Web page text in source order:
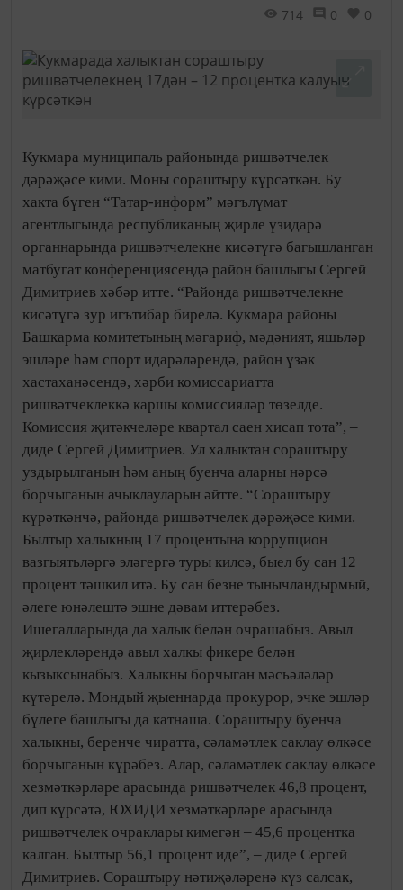
714 0 0
Кукмара муниципаль районында ришвәтчелек
дәрәҗәсе кими. Моны сораштыру күрсәткән. Бу
хакта бүген “Татар-информ” мәгълүмат
агентлыгында республиканың җирле үзидарә
органнарында ришвәтчелекне кисәтүгә багышланган
матбугат конференциясендә район башлыгы Сергей
Димитриев хәбәр итте. “Районда ришвәтчелекне
кисәтүгә зур игътибар бирелә. Кукмара районы
Башкарма комитетының мәгариф, мәдәният, яшьләр
эшләре һәм спорт идарәләрендә, район үзәк
хастаханәсендә, хәрби комиссариатта
ришвәтчеклеккә каршы комиссияләр төзелде.
Комиссия җитәкчеләре квартал саен хисап тота”, –
диде Сергей Димитриев. Ул халыктан сораштыру
уздырылганын һәм аның буенча аларны нәрсә
борчыганын ачыклауларын әйтте. “Сораштыру
күрәткәнчә, районда ришвәтчелек дәрәҗәсе кими.
Былтыр халыкның 17 процентына коррупцион
вазгыятьләргә эләгергә туры килсә, быел бу сан 12
процент тәшкил итә. Бу сан безне тынычландырмый,
әлеге юнәлештә эшне дәвам иттерәбез.
Ишегалларында да халык белән очрашабыз. Авыл
җирлекләрендә авыл халкы фикере белән
кызыксынабыз. Халыкны борчыган мәсьәләләр
күтәрелә. Мондый җыеннарда прокурор, эчке эшләр
бүлеге башлыгы да катнаша. Сораштыру буенча
халыкны, беренче чиратта, сәламәтлек саклау өлкәсе
борчыганын күрәбез. Алар, сәламәтлек саклау өлкәсе
хезмәткәрләре арасында ришвәтчелек 46,8 процент,
дип күрсәтә, ЮХИДИ хезмәткәрләре арасында
ришвәтчелек очраклары кимегән – 45,6 процентка
калган. Былтыр 56,1 процент иде”, – диде Сергей
Димитриев. Сораштыру нәтиҗәләренә күз салсак,